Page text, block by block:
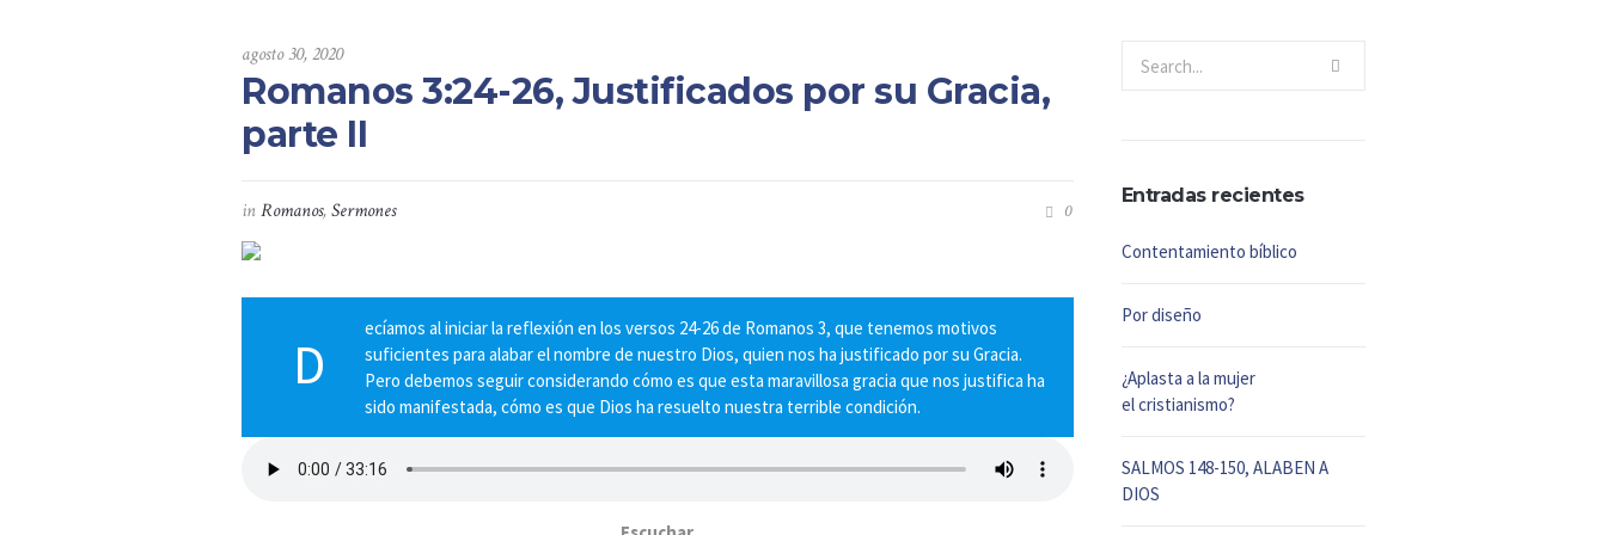
agosto 30, 2020
Romanos 3:24-26, Justificados por su Gracia,
parte II
inRomanos,Sermones 0
D
ecíamos al iniciar la reflexión en los versos 24-26 de Romanos 3, que tenemos motivos
suficientes para alabar el nombre de nuestro Dios, quien nos ha justificado por su Gracia.
Pero debemos seguir considerando cómo es que esta maravillosa gracia que nos justifica ha
sido manifestada, cómo es que Dios ha resuelto nuestra terrible condición.
Entradas recientes
Contentamiento bíblico
Por diseño
¿Aplasta a la mujer
el cristianismo?
SALMOS 148-150, ALABEN A
DIOS